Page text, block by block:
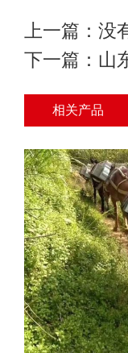
上一篇：没
下一篇： 山
相关产品